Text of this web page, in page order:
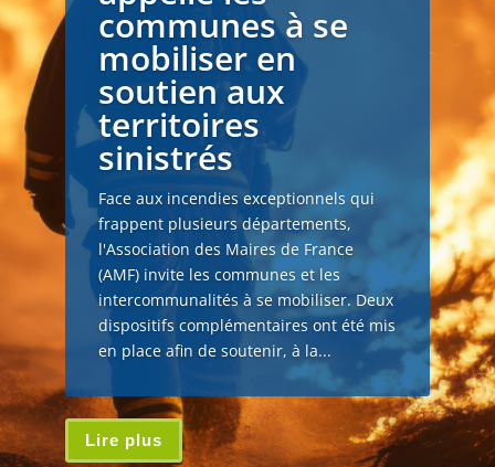
communes à se
mobiliser en
soutien aux
territoires
sinistrés
Face aux incendies exceptionnels qui
frappent plusieurs départements,
l'Association des Maires de France
(AMF) invite les communes et les
intercommunalités à se mobiliser. Deux
dispositifs complémentaires ont été mis
en place afin de soutenir, à la...
Lire plus